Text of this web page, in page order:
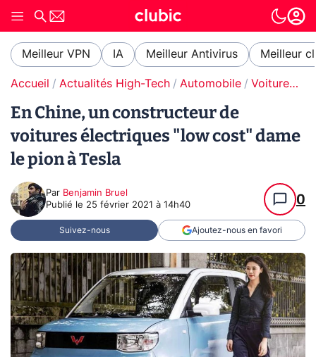
Meilleur VPN IA Meilleur Antivirus Meilleur
Accueil Actualités High-Tech Automobile Voitures électriques
En Chine, un constructeur de
voitures électriques "low cost" dame
le pion à Tesla
Par Benjamin Bruel
Publié le 25 février 2021 à 14h40 0
Suivez-nous Ajoutez-nous en favori